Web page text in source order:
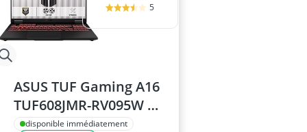
5
ASUS TUF Gaming A16
TUF608JMR-RV095W PC
Portable 16 pouces
disponible immédiatement